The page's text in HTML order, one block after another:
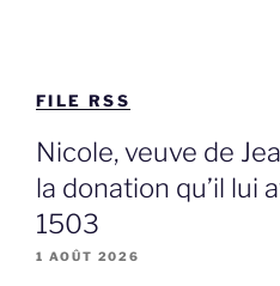
FILE RSS
Nicole, veuve de
la donation qu’il lui
1503
1 AOÛT 2026